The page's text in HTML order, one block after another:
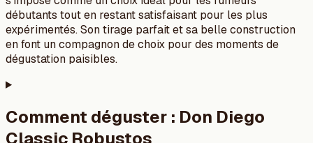
débutants tout en restant satisfaisant pour les plus
expérimentés. Son tirage parfait et sa belle construction
en font un compagnon de choix pour des moments de
dégustation paisibles.
Comment déguster : Don Diego
Classic Robustos